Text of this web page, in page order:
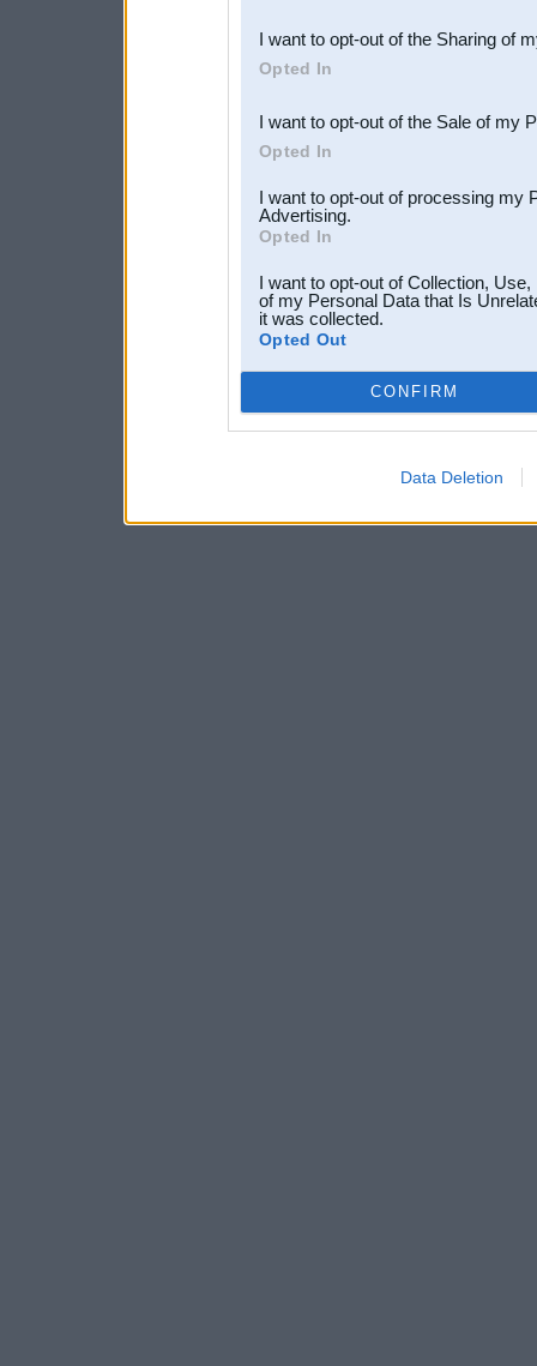
Downstream Participants
third parties.
I want to opt-out of the Sharing of
Opted In
I want to opt-out of the Sale of my
Opted In
I want to opt-out of processing my
Advertising.
Opted In
I want to opt-out of Collection,
of my Personal Data that Is
it was collected.
Opted Out
CONFIRM
Data Deletion